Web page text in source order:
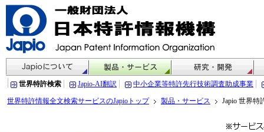
世界特許検索 Japio-AI翻訳 中小企業等特許先行技術調査助成事業
世界特許情報全文検索サービスのJapioトップ 製品・サービス Japio 世界特